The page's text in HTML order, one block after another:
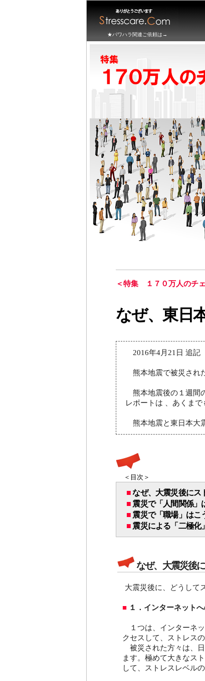
★パワハラ関連ご依頼は→
＜特集 １７０万人のチ
なぜ、東日
2016年4月21日 追記
熊本地震で被災され
熊本地震後の１週間
レポートは 、あくま
熊本地震と東日本大
＜目次＞
■なぜ、大震災後にス
■ 震災で「人間関係」
■ 震災で「職場」はこ
■ 震災による「二極化
なぜ、大震災後
大震災後に、どうして
■ １．インターネット
１つは、インターネ
クセスして、ストレス
被災された方々は、
ます。極めて大きなス
して、ストレスレベル